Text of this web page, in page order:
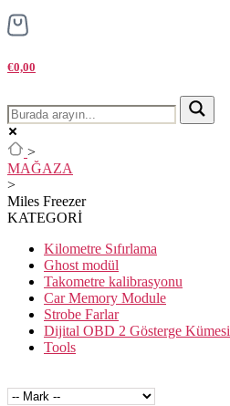
€0,00
>
MAĞAZA
>
Miles Freezer
KATEGORİ
Kilometre Sıfırlama
Ghost modül
Takometre kalibrasyonu
Car Memory Module
Strobe Farlar
Dijital OBD 2 Gösterge Kümesi
Tools